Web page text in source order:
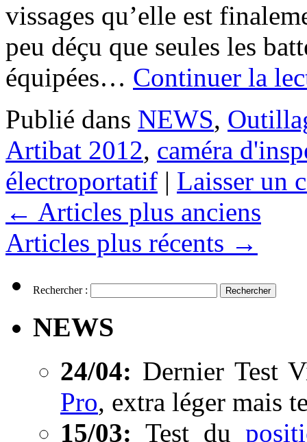
vissages qu’elle est
peu déçu que seules les
équipées… Continuer la
Publié dans NEWS,
Artibat 2012, caméra
électroportatif | Laisser un
← Articles plus anciens
Articles plus récents →
Rechercher :
NEWS
24/04: Dernier Test
Pro, extra léger mais
15/03: Test du